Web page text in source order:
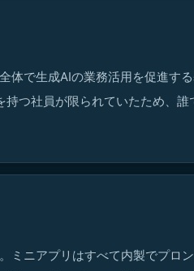
体で生成AIの業務活用を促進す
つ社員が限られていたため、誰
ニアプリはすべて内製でプロ